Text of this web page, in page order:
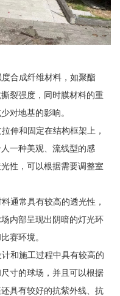
合成纤维材料，如聚酯
裂强度，同时膜材料的重
对地基的影响。
伸和固定在结构框架上，
一种美观、流线型的感
性，可以根据需要调整室
通常具有较高的透光性，
内部呈现出阴暗的灯光环
赛环境。
和施工过程中具有较高的
寸的球场，并且可以根据
具有较好的抗紫外线、抗